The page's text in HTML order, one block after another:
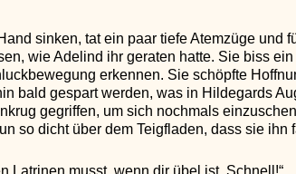
sinken, tat ein paar tiefe Atemzüge und
wie Adelind ihr geraten hatte. Sie biss
erkennen. Sie schöpfte
bald gespart werden, was in Hildegards
gegriffen, um sich nochmals
so dicht über dem Teigfladen, dass sie